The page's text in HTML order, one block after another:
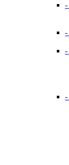
-
-
-
-